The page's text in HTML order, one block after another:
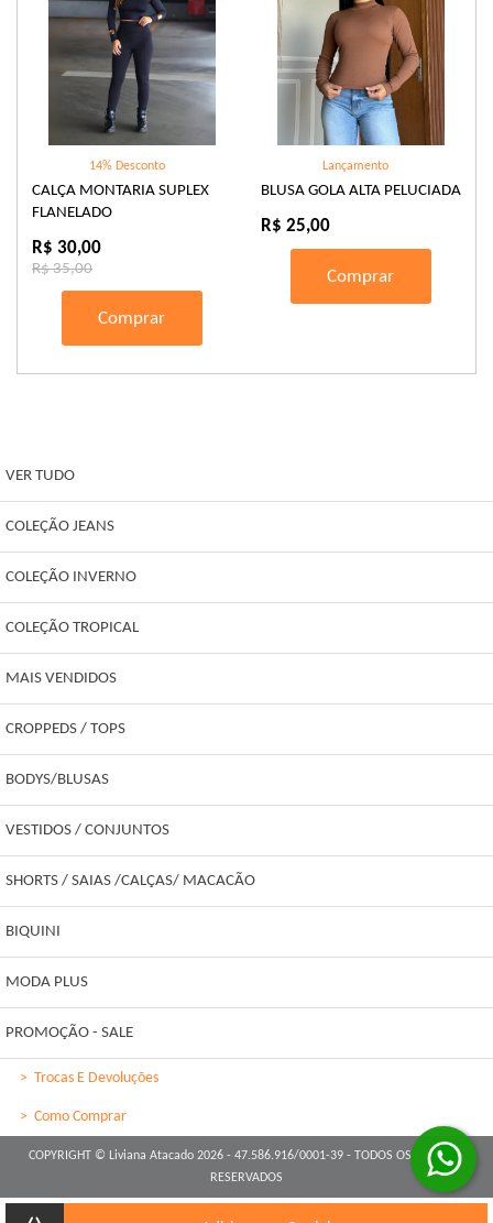
14% Desconto
CALÇA MONTARIA SUPLEX
FLANELADO
R$ 30,00
R$ 35,00
Comprar
Lançamento
BLUSA GOLA ALTA PELUCIADA
R$ 25,00
Comprar
VER TUDO
COLEÇÃO JEANS
COLEÇÃO INVERNO
COLEÇÃO TROPICAL
MAIS VENDIDOS
CROPPEDS / TOPS
BODYS/BLUSAS
VESTIDOS / CONJUNTOS
SHORTS / SAIAS /CALÇAS/ MACACÃO
BIQUINI
MODA PLUS
PROMOÇÃO - SALE
> Trocas E Devoluções
> Como Comprar
COPYRIGHT © Liviana Atacado 2026 - 47.586.916/0001-39 - TODOS OS DIREITOS
RESERVADOS